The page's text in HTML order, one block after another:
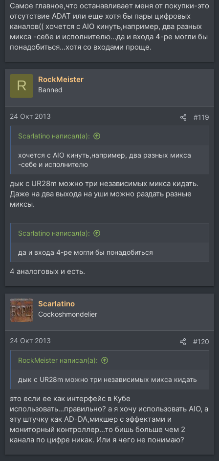
Самое главное,что останавливает меня от покупки-это
отсутствие ADAT или еще хотя бы пары цифровых
каналов(( хочется с AIO кинуть,например, два разных
микса -себе и исполнителю...да и входа 4-ре могли бы
понадобиться...хотя со входами проще.
R RockMeister
Banned
24 Окт 2013 #119
Scarlatino написал(а):
хочется с AIO кинуть,например, два разных микса
-себе и исполнителю
дык с UR28m можно три независимых микса кидать.
Даже на два выхода на уши можно раздать разные
миксы.
Scarlatino написал(а):
да и входа 4-ре могли бы понадобиться
4 аналоговых и есть.
Scarlatino
Cockoshmondelier
24 Окт 2013 #120
RockMeister написал(а):
дык с UR28m можно три независимых микса кидать
это если ее как интерфейс в Кубе
использовать...правильно? а я хочу использовать AIO, а
эту штучку как AD-DA,микшер с эффектами и
мониторный контроллер...то бишь больше чем 2
канала по цифре никак. Или я чего не понимаю?